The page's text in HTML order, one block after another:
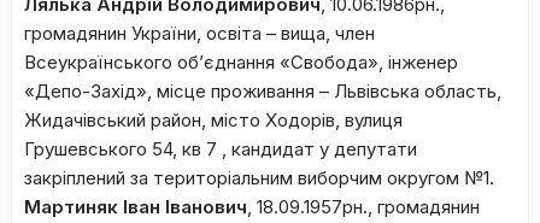
громадянин України, освіта – вища, член
Всеукраїнського об’єднання «Свобода», інженер
«Депо-Захід», місце проживання – Львівська область,
Жидачівський район, місто Ходорів, вулиця
Грушевського 54, кв 7 , кандидат у депутати
закріплений за територіальним виборчим округом №1.
Мартиняк Іван Іванович, 18.09.1957рн., громадянин